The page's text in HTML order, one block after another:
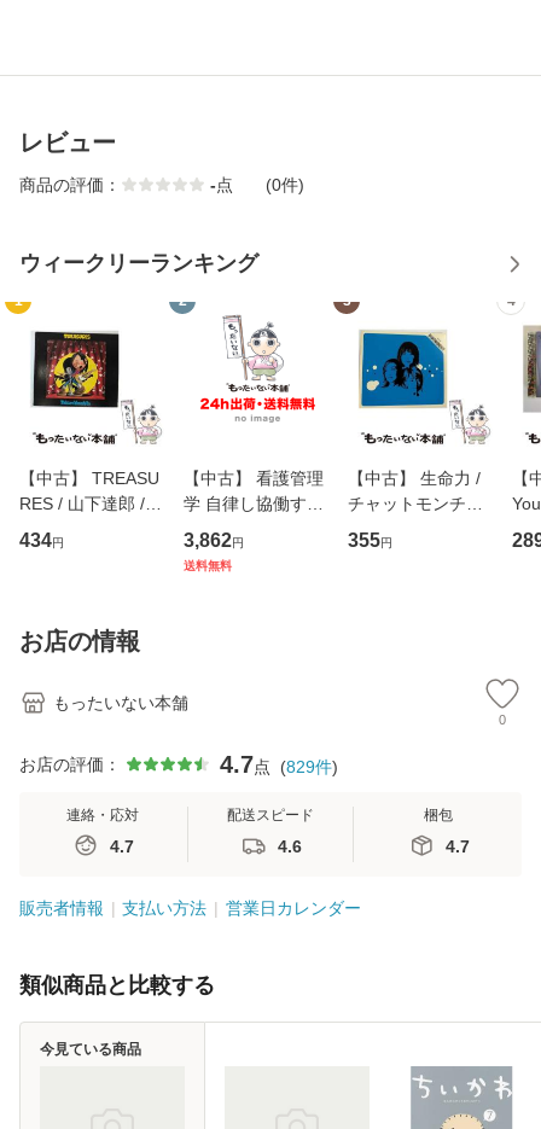
レビュー
商品の評価： -点 (0件)
ウィークリーランキング
1
【中古】 TREASU
RES / 山下達郎 /
イーストウエス
ト・ジャパン [CD]
434円
2
【中古】 看護管理
学 自律し協働する
専門職の看護マネ
ジメントスキル 改
3,862円
送料無料
3
【中古】 生命力 /
チャットモンチー /
キューンレコード
[CD]【メール便送
355円
4
【
のが
お店の情報
もったいない本舗
0
お店の評価： 4.7点 (829件)
連絡・応対
4.7
配送スピード
4.6
梱包
4.7
販売者情報 支払い方法 営業日カレンダー
類似商品と比較する
今見ている商品